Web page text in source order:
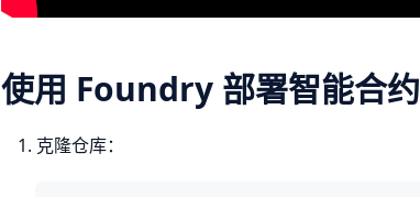
使用 Foundry 部署智能合约
克隆仓库：